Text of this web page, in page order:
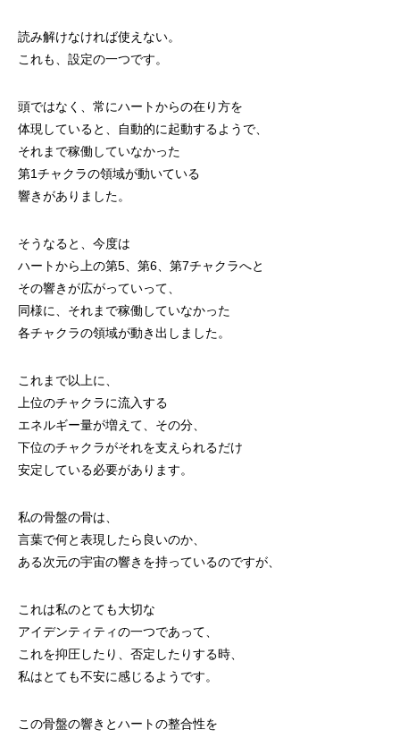
読み解けなければ使えない。
これも、設定の一つです。
頭ではなく、常にハートからの在り方を
体現していると、自動的に起動するようで、
それまで稼働していなかった
第1チャクラの領域が動いている
響きがありました。
そうなると、今度は
ハートから上の第5、第6、第7チャクラへと
その響きが広がっていって、
同様に、それまで稼働していなかった
各チャクラの領域が動き出しました。
これまで以上に、
上位のチャクラに流入する
エネルギー量が増えて、その分、
下位のチャクラがそれを支えられるだけ
安定している必要があります。
私の骨盤の骨は、
言葉で何と表現したら良いのか、
ある次元の宇宙の響きを持っているのですが、
これは私のとても大切な
アイデンティティの一つであって、
これを抑圧したり、否定したりする時、
私はとても不安に感じるようです。
この骨盤の響きとハートの整合性を